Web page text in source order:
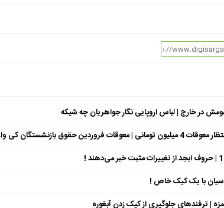
در خارج | لباس اروپایی نگار جواهریان چه شیکه
کی واریز می شود ؟
با یک کیک خاص !
| ترفندهای جلوگیری از کپک زدن آبغوره